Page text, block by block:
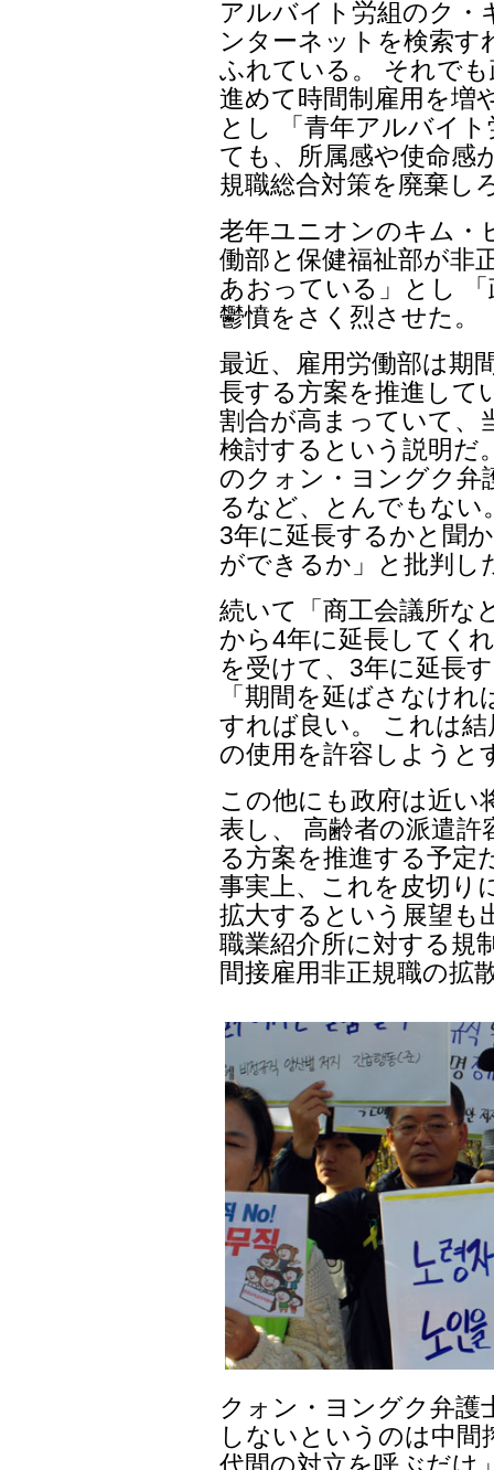
アルバイト労組のク・
ンターネットを検索す
ふれている。 それで
進めて時間制雇用を増
とし 「青年アルバイ
ても、所属感や使命感
規職総合対策を廃棄し
老年ユニオンのキム・
働部と保健福祉部が非
あおっている」とし
鬱憤をさく烈させた。
最近、雇用労働部は期
長する方案を推進して
割合が高まっていて、
検討するという説明だ
のクォン・ヨングク弁
るなど、とんでもない
3年に延長するかと聞
ができるか」と批判し
続いて「商工会議所な
から4年に延長してく
を受けて、3年に延長
「期間を延ばさなけ
すれば良い。 これは
の使用を許容しようと
この他にも政府は近い
表し、 高齢者の派遣
る方案を推進する予定
事実上、これを皮切り
拡大するという展望も
職業紹介所に対する規
間接雇用非正規職の拡
クォン・ヨングク弁護
しないというのは中